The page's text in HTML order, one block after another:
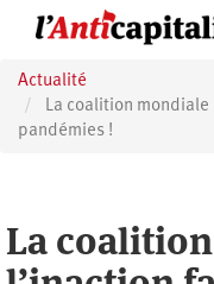
principal
Actualité
La coalition
pandémies !
La